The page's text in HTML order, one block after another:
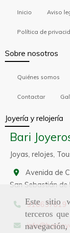
Este sitio
terceros
Inicio Aviso
Política de
Sobre nosotros
Quiénes somos
Contactar
Joyería y relojería
Bari
Joyas, relojes,
Avenida de
San Sebastián de
916637819
info